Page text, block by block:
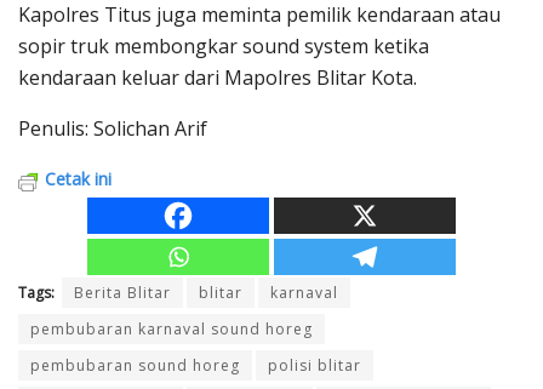
Kapolres Titus juga meminta pemilik kendaraan atau
sopir truk membongkar sound system ketika
kendaraan keluar dari Mapolres Blitar Kota.
Penulis: Solichan Arif
Cetak ini
Tags: Berita Blitar blitar
karnaval
pembubaran karnaval sound horeg
pembubaran sound horeg
polisi blitar